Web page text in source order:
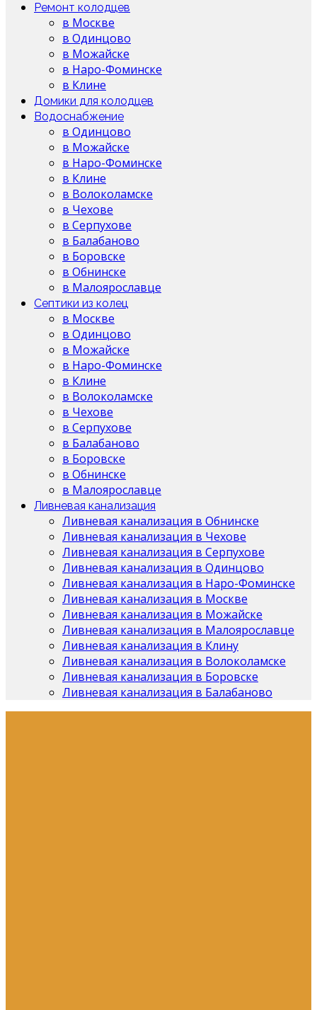
Ремонт колодцев
в Москве
в Одинцово
в Можайске
в Наро-Фоминске
в Клине
Домики для колодцев
Водоснабжение
в Одинцово
в Можайске
в Наро-Фоминске
в Клине
в Волоколамске
в Чехове
в Серпухове
в Балабаново
в Боровске
в Обнинске
в Малоярославце
Септики из колец
в Москве
в Одинцово
в Можайске
в Наро-Фоминске
в Клине
в Волоколамске
в Чехове
в Серпухове
в Балабаново
в Боровске
в Обнинске
в Малоярославце
Ливневая канализация
Ливневая канализация в Обнинске
Ливневая канализация в Чехове
Ливневая канализация в Серпухове
Ливневая канализация в Одинцово
Ливневая канализация в Наро-Фоминске
Ливневая канализация в Москве
Ливневая канализация в Можайске
Ливневая канализация в Малоярославце
Ливневая канализация в Клину
Ливневая канализация в Волоколамске
Ливневая канализация в Боровске
Ливневая канализация в Балабаново